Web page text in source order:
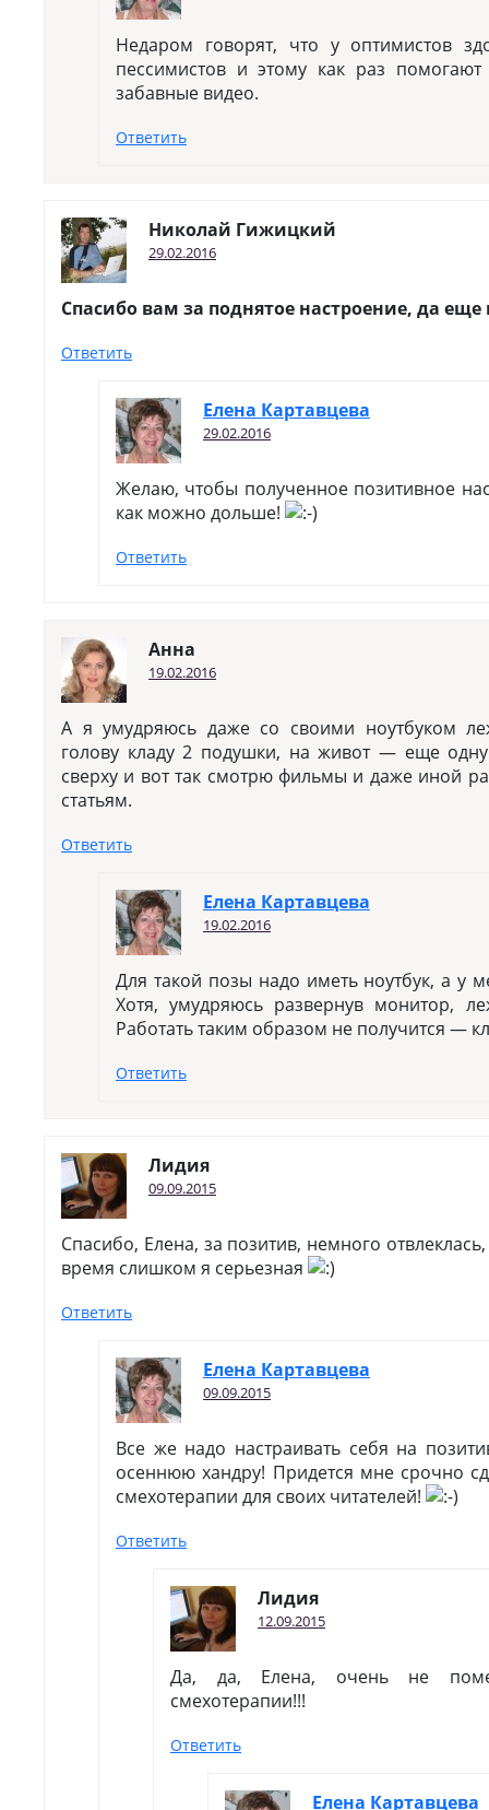
Недаром говорят, что у оптимистов
пессимистов и этому как раз
забавные видео.
Ответить
Николай Гижицкий
29.02.2016
Спасибо вам за поднятое настроение, да
Ответить
Елена Картавцева
29.02.2016
Желаю, чтобы полученное позитивное
как можно дольше!
Ответить
Анна
19.02.2016
А я умудряюсь даже со своими ноутбуком
голову кладу 2 подушки, на живот — еще
сверху и вот так смотрю фильмы и даже иной
статьям.
Ответить
Елена Картавцева
19.02.2016
Для такой позы надо иметь ноутбук, а у
Хотя, умудряюсь развернув монитор,
Работать таким образом не получится —
Ответить
Лидия
09.09.2015
Спасибо, Елена, за позитив, немного
время слишком я серьезная
Ответить
Елена Картавцева
09.09.2015
Все же надо настраивать себя на
осеннюю хандру! Придется мне срочно
смехотерапии для своих читателей!
Ответить
Лидия
12.09.2015
Да, да, Елена, очень не
смехотерапии!!!
Ответить
Елена Картавцева